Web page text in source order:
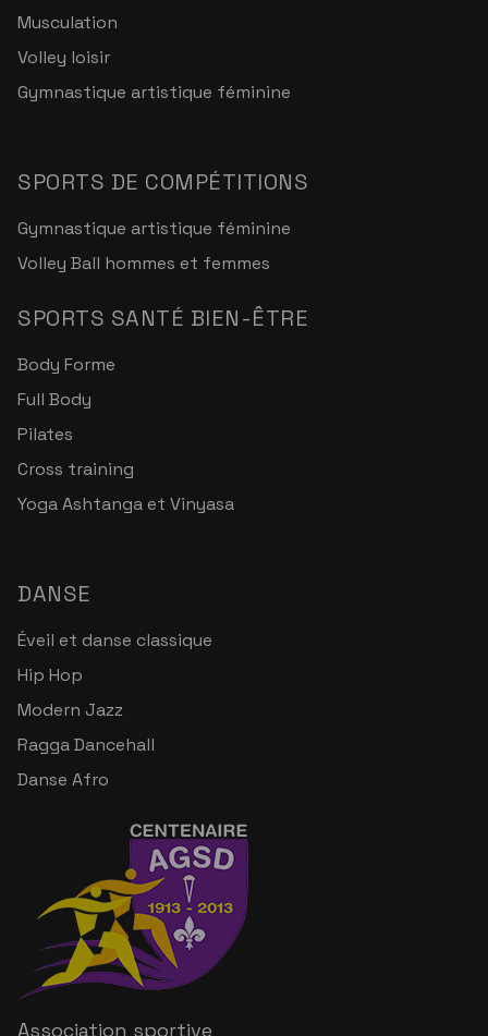
Association sportive
Musculation
Volley loisir
Gymnastique artistique féminine
SPORTS DE COMPÉTITIONS
Gymnastique artistique féminine
Volley Ball hommes et femmes
SPORTS SANTÉ BIEN-ÊTRE
Body Forme
Full Body
Pilates
Cross training
Yoga Ashtanga et Vinyasa
DANSE
Éveil et danse classique
Hip Hop
Modern Jazz
Ragga Dancehall
Danse Afro